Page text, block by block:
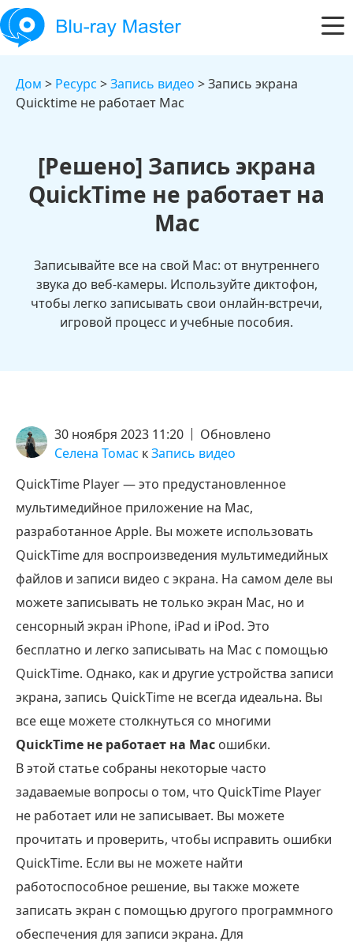
Дом > Ресурс >Запись видео > Запись экрана
Quicktime не работает Mac
[Решено] Запись экрана
QuickTime не работает на
Mac
Записывайте все на свой Mac: от внутреннего
звука до веб-камеры. Используйте диктофон,
чтобы легко записывать свои онлайн-встречи,
игровой процесс и учебные пособия.
30 ноября 2023 11:20
Обновлено
Селена Томас кЗапись видео
QuickTime Player — это предустановленное
мультимедийное приложение на Mac,
разработанное Apple. Вы можете использовать
QuickTime для воспроизведения мультимедийных
файлов и записи видео с экрана. На самом деле вы
можете записывать не только экран Mac, но и
сенсорный экран iPhone, iPad и iPod. Это
бесплатно и легко записывать на Mac с помощью
QuickTime. Однако, как и другие устройства записи
экрана, запись QuickTime не всегда идеальна. Вы
все еще можете столкнуться со многими
QuickTime не работает на Mac ошибки.
В этой статье собраны некоторые часто
задаваемые вопросы о том, что QuickTime Player
не работает или не записывает. Вы можете
прочитать и проверить, чтобы исправить ошибки
QuickTime. Если вы не можете найти
работоспособное решение, вы также можете
записать экран с помощью другого программного
обеспечения для записи экрана. Для